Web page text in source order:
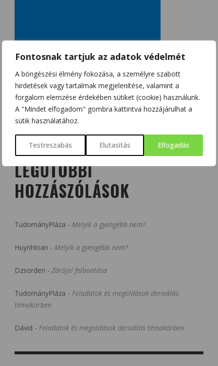
Fontosnak tartjuk az adatok védelmét
A böngészési élmény fokozása, a személyre szabott
hirdetések vagy tartalmak megjelenítése, valamint a
forgalom elemzése érdekében sütiket (cookie) használunk.
A "Mindet elfogadom" gombra kattintva hozzájárulhat a
sütik használatához.
Testreszabás Elutasítás Elfogadás
LEGUTÓBBI
HOZZÁSZÓLÁSOK
TudományPláza - Melyik a gyengébb nem?
Huynhloan - Melyik a gyengébb nem?
Dzsorden - Zárójel felbontása
TudományPláza - Feladatok és megoldások deriválás
témakörben
Dávid - Feladatok és megoldások deriválás témakörben